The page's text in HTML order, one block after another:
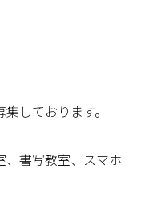
しております。
、書写教室、スマホ